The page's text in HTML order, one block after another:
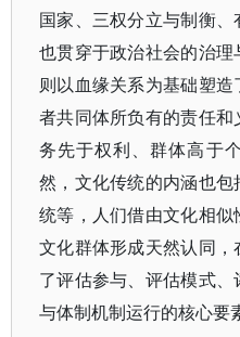
国家、三权分立与制衡、
也贯穿于政治社会的治
则以血缘关系为基础塑
者共同体所负有的责任
务先于权利、群体高于
然，文化传统的内涵也
统等，人们借由文化相
文化群体形成天然认同
了评估参与、评估模式
与体制机制运行的核心要